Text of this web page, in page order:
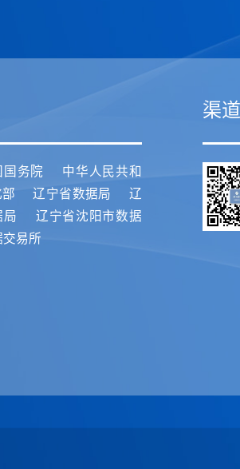
国务院
中华人民共和
辽宁省数据局
辽
局
辽宁省沈阳市数据
交易所
渠